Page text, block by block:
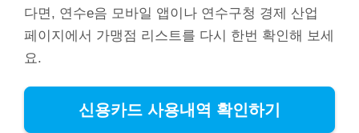
다면, 연수e음 모바일 앱이나 연수구청 경제 산업
페이지에서 가맹점 리스트를 다시 한번 확인해 보세
요.
신용카드 사용내역 확인하기